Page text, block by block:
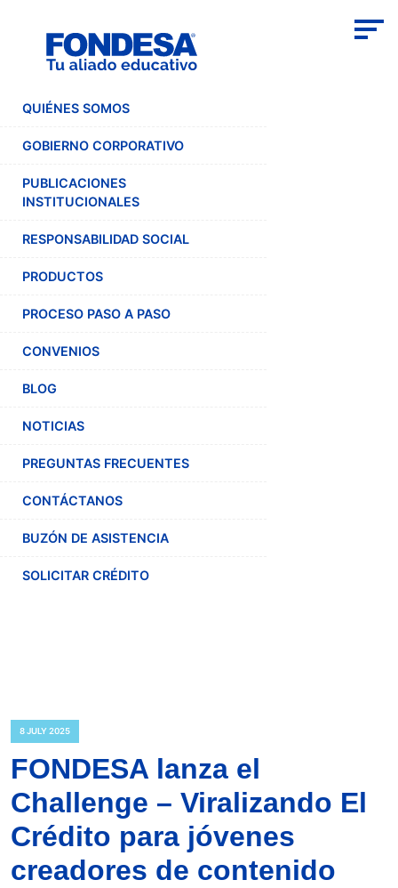
QUIÉNES SOMOS
GOBIERNO CORPORATIVO
PUBLICACIONES
INSTITUCIONALES
RESPONSABILIDAD SOCIAL
PRODUCTOS
PROCESO PASO A PASO
CONVENIOS
BLOG
NOTICIAS
PREGUNTAS FRECUENTES
CONTÁCTANOS
BUZÓN DE ASISTENCIA
SOLICITAR CRÉDITO
8 JULY 2025
FONDESA lanza el
Challenge – Viralizando El
Crédito para jóvenes
creadores de contenido